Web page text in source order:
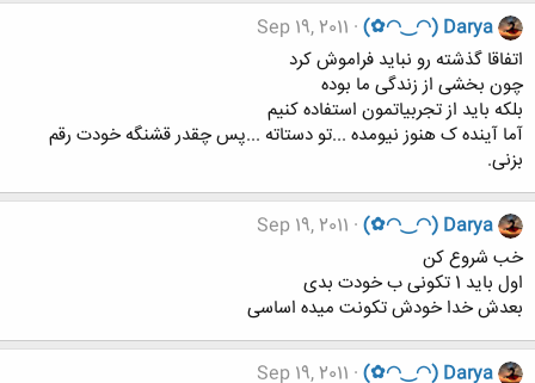
(✿◠‿◠) Darya
Sep 19, 2011
اتفاقا گذشته رو نباید فراموش کرد
چون بخشی از زندگی ما بوده
بلکه باید از تجربیاتمون استفاده کنیم
آما آینده ک هنوز نیومده ...تو دستاته ...پس چقدر قشنگه خودت رقم
بزنی.
(✿◠‿◠) Darya
Sep 19, 2011
خب شروع کن
اول باید 1 تکونی ب خودت بدی
بعدش خدا خودش تکونت میده اساسی
(✿◠‿◠) Darya
Sep 19, 2011